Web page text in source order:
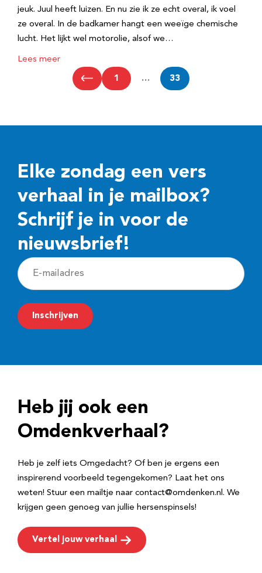
jeuk. Juul heeft luizen. En nu zie ik ze echt overal, ik voel
ze overal. In de badkamer hangt een weeïge chemische
lucht. Het lijkt wel motorolie, alsof we…
Lees meer
1 … 33
Elke zondag een vers
verhaal in je mailbox?
Schrijf je in voor de
nieuwsbrief!
E
-
m
a
r
e
Inschrijven
Heb jij ook een
Omdenkverhaal?
Heb je zelf iets Omgedacht? Of ben je ergens een
inspirerend voorbeeld tegengekomen? Laat het ons
weten! Stuur een mailtje naar contact@omdenken.nl. We
krijgen geen genoeg van jullie hersenspinsels!
Vertel jouw verhaal